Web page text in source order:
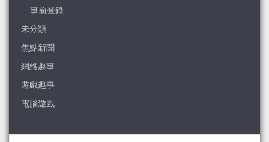
事前登錄
未分類
焦點新聞
網絡趣事
遊戲趣事
電腦遊戲